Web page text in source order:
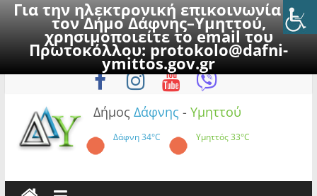
Για την ηλεκτρονική επικοινωνία με
τον Δήμο Δάφνης–Υμηττού,
χρησιμοποιείτε το email του
Πρωτοκόλλου:protokolo@dafni-
ymittos.gov.gr
to
Σάββατο, 8 Αυγούστου 2026
Δήμος Δάφνης - Υμηττού
Δάφνη34°C Υμηττός33°C